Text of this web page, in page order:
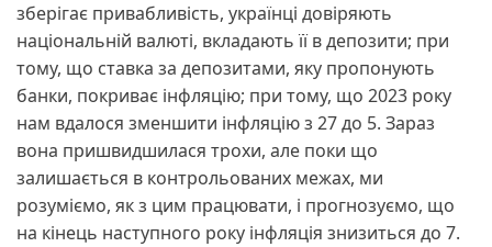
зберігає привабливість, українці довіряють
національній валюті, вкладають її в депозити; при
тому, що ставка за депозитами, яку пропонують
банки, покриває інфляцію; при тому, що 2023 року
нам вдалося зменшити інфляцію з 27 до 5. Зараз
вона пришвидшилася трохи, але поки що
залишається в контрольованих межах, ми
розуміємо, як з цим працювати, і прогнозуємо, що
на кінець наступного року інфляція знизиться до 7.